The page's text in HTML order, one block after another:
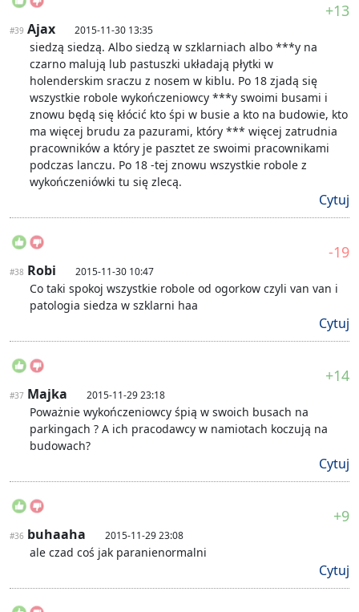
+13
#39 Ajax 2015-11-30 13:35
siedzą siedzą. Albo siedzą w szklarniach albo ***y na
czarno malują lub pastuszki układają płytki w
holenderskim sraczu z nosem w kiblu. Po 18 zjadą się
wszystkie robole wykończeniowcy ***y swoimi busami i
znowu będą się kłócić kto śpi w busie a kto na budowie, kto
ma więcej brudu za pazurami, który *** więcej zatrudnia
pracowników a który je pasztet ze swoimi pracownikami
podczas lanczu. Po 18 -tej znowu wszystkie robole z
wykończeniówki tu się zlecą.
Cytuj
-19
#38 Robi 2015-11-30 10:47
Co taki spokoj wszystkie robole od ogorkow czyli van van i
patologia siedza w szklarni haa
Cytuj
+14
#37 Majka 2015-11-29 23:18
Poważnie wykończeniowcy śpią w swoich busach na
parkingach ? A ich pracodawcy w namiotach koczują na
budowach?
Cytuj
+9
#36 buhaaha 2015-11-29 23:08
ale czad coś jak paranienormalni
Cytuj